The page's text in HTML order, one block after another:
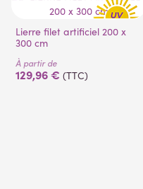
Lierre filet artificiel 200 x
300 cm
À partir de
129,96 € (TTC)